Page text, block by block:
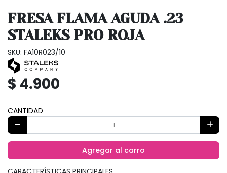
FRESA FLAMA AGUDA .23
STALEKS PRO ROJA
SKU: FA10R023/10
$ 4.900
CANTIDAD
Agregar al carro